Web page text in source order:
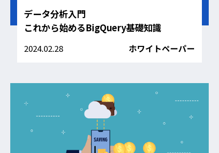
データ分析入門
これから始めるBigQuery基礎知識
2024.02.28 ホワイトペーパー